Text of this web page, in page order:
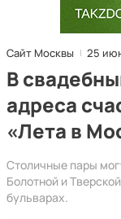
Сайт Москвы 25
В
адреса
«Лета в
Столичные пары
Болотной и
бульварах.